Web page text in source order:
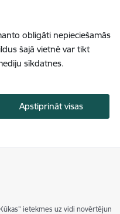
obligāti nepieciešamās
šajā vietnē var tikt
sīkdatnes.
Apstiprināt visas
ietekmes uz vidi